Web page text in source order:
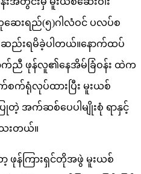
ေးရည်(၅)ဂါလံဝင် ပလပ်စ
ဆည်းရမိခဲ့ပါတယ်။နောက်ထပ်
က်ညီ ဖုန်လူ၏နေအိမ်ခြံဝန်း ထဲက
က်စက်ရုံလုပ်ထားပြီး မူးယစ်
တဲ့ အက်ဆစ်ပေပါမျိုးစုံ ရာနှင့်
ေးတယ်။
ဖုန်ကြားရှင်တိုအဖွဲ မူးယစ်